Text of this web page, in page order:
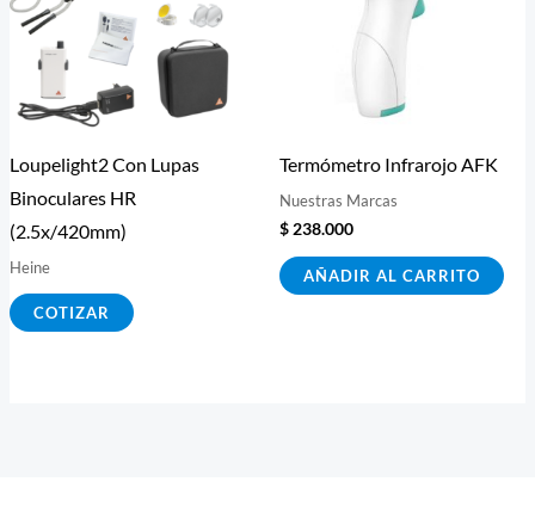
Loupelight2 Con Lupas
Binoculares HR
(2.5x/420mm)
Heine
COTIZAR
Termómetro Infrarojo AFK
Nuestras Marcas
$ 238.000
AÑADIR AL CARRITO